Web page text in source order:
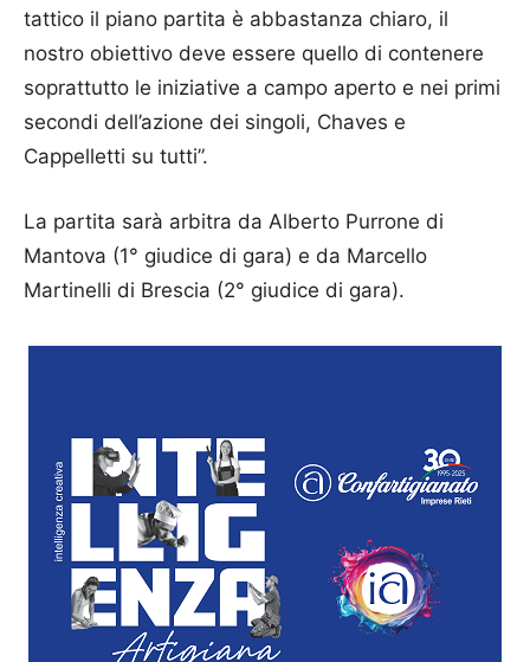
tattico il piano partita è abbastanza chiaro, il
nostro obiettivo deve essere quello di contenere
soprattutto le iniziative a campo aperto e nei primi
secondi dell’azione dei singoli, Chaves e
Cappelletti su tutti”.
La partita sarà arbitra da Alberto Purrone di
Mantova (1° giudice di gara) e da Marcello
Martinelli di Brescia (2° giudice di gara).